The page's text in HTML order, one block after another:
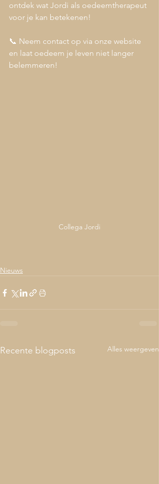
ontdek wat Jordi als oedeemtherapeut
voor je kan betekenen!
📞 Neem contact op via onze website
en laat oedeem je leven niet langer
belemmeren!
Collega Jordi
Nieuws
Recente blogposts Alles weergeven